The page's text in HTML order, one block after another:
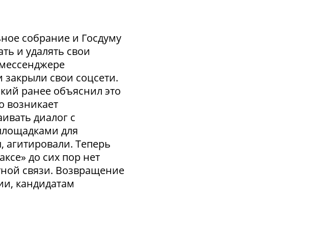
собрание и Госдуму
и удалять свои
свои соцсети.
ранее объяснил это
возникает
диалог с
для
Теперь
до сих пор нет
связи. Возвращение
кандидатам